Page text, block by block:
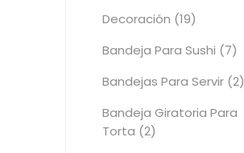
Decoración (19)
Bandeja Para Sushi (7)
Bandejas Para Servir (2)
Bandeja Giratoria Para
Torta (2)